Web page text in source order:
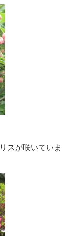
スが咲いていま